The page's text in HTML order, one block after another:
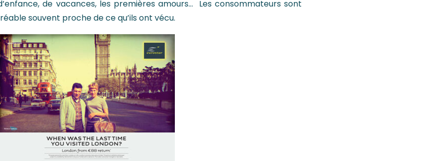
de vacances, les premières amours… Les consommateurs sont
souvent proche de ce qu’ils ont vécu.